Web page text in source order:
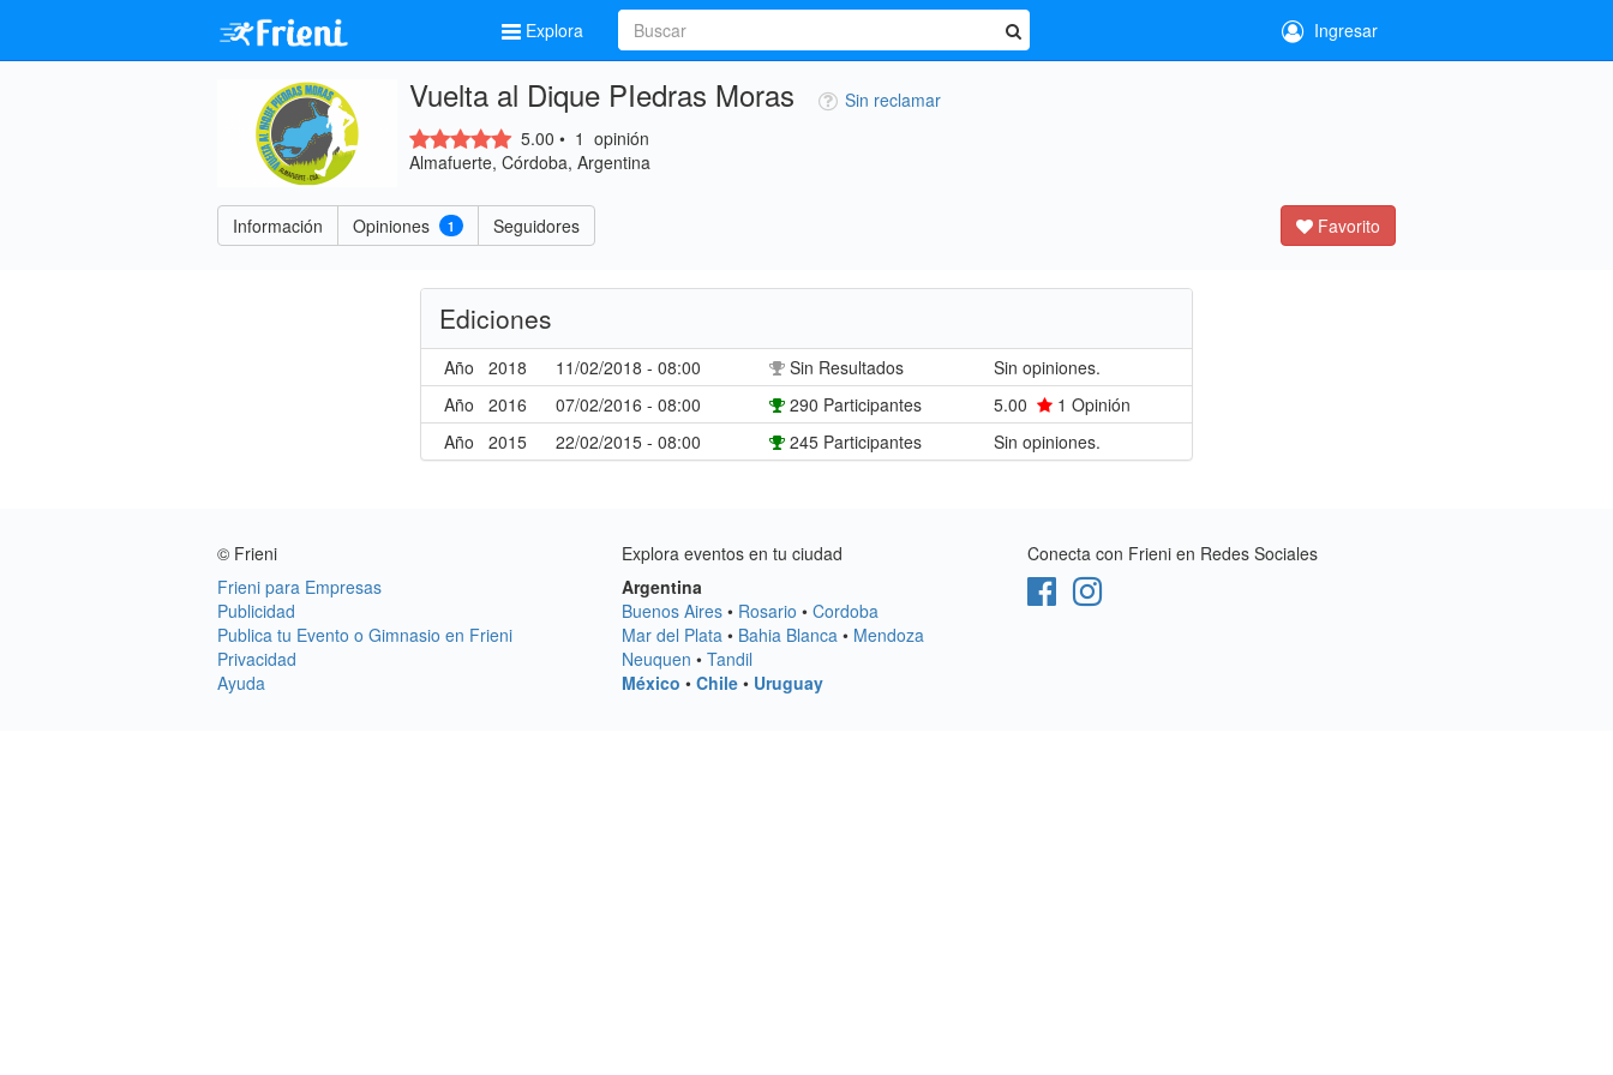
Explora Ingresar
Vuelta al Dique PIedras Moras
Sin reclamar
5.00 • 1 opinión
Almafuerte, Córdoba, Argentina
Favorito
Información Opiniones 1 Seguidores
Ediciones
Año 2018 11/02/2018 - 08:00 Sin Resultados
Sin opiniones.
Año
2016 07/02/2016 - 08:00 290 Participantes 5.00 1 Opinión
Año
2015 22/02/2015 - 08:00 245 Participantes Sin opiniones.
© Frieni
Frieni para Empresas
Publicidad
Publica tu Evento o Gimnasio en Frieni
Privacidad
Ayuda
Explora eventos en tu ciudad
Argentina
Buenos Aires • Rosario •Cordoba
Mar del Plata • Bahia Blanca • Mendoza
Neuquen •Tandil
México •Chile • Uruguay
Conecta con Frieni en Redes Sociales